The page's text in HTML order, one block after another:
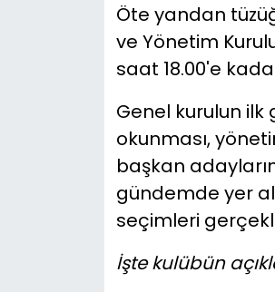
Öte yandan
ve Yönetim
saat 18.00'e
Genel kurulun
okunması,
başkan
gündemde yer
seçimleri
İşte kulübün